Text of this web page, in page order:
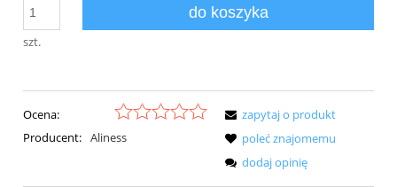
szt.
do koszyka
Ocena:
Producent: Aliness
zapytaj o produkt
poleć znajomemu
dodaj opinię